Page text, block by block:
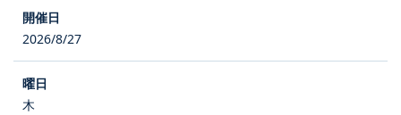
2026/8/27
木